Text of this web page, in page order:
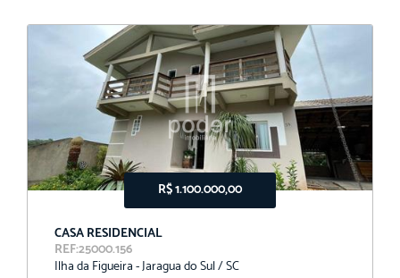
R$ 1.100.000,00
CASA RESIDENCIAL
REF:25000.156
Ilha da Figueira - Jaragua do Sul / SC